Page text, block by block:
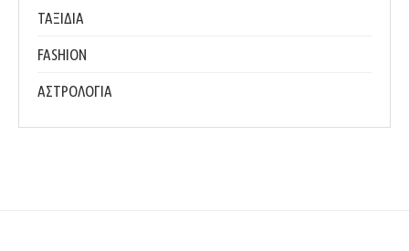
ΤΑΞΙΔΙΑ
FASHION
ΑΣΤΡΟΛΟΓΙΑ